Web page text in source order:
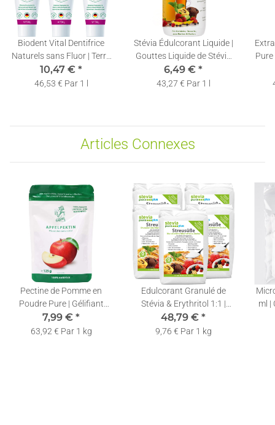
Biodent Vital Dentifrice
Naturels sans Fluor | Terra
Natura | 3 x 75ml
10,47 € *
46,53 € Par 1 l
Stévia Édulcorant Liquide |
Gouttes Liquide de Stévia
Pure | Stévia Liquide |
150ml
6,49 € *
43,27 € Par 1 l
Pure
Articles Connexes
Pectine de Pomme en
Poudre Pure | Gélifiant
Végétalien | 125g
7,99 € *
63,92 € Par 1 kg
Edulcorant Granulé de
Stévia & Erythritol 1:1 |
Substitut de Sucre Naturel
| Poudre Cristallisée Stévia
48,79 € *
9,76 € Par 1 kg
ml |